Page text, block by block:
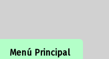
Menú Principal